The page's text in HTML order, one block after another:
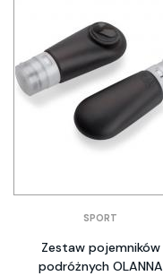
SPORT
Zestaw pojemników
podróżnych OLANNA